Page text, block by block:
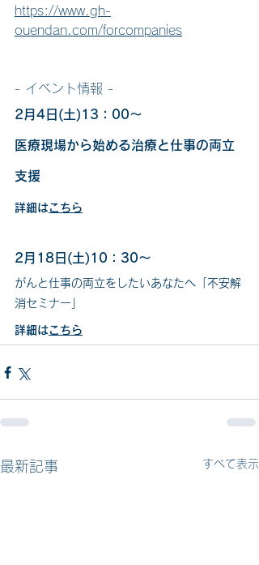
https://www.gh-
ouendan.com/forcompanies
- イベント情報 -
2月4日(土)13：00～
医療現場から始める治療と仕事の両立
支援
詳細はこちら
2月18日(土)10：30～
がんと仕事の両立をしたいあなたへ「不安解
消セミナー」
詳細はこちら
最新記事 すべて表示